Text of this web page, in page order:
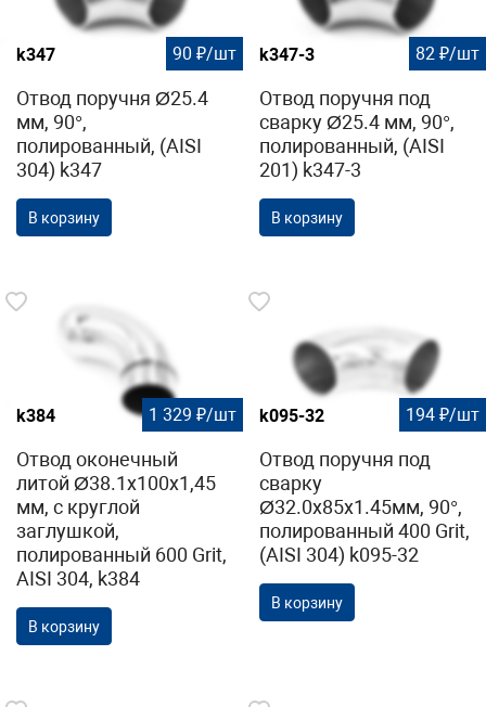
k347 90 ₽/шт
Отвод поручня Ø25.4
мм, 90°,
полированный, (AISI
304) k347
В корзину
k347-3 82 ₽/шт
Отвод поручня под
сварку Ø25.4 мм, 90°,
полированный, (AISI
201) k347-3
В корзину
k384 1 329 ₽/шт
Отвод оконечный
литой Ø38.1х100х1,45
мм, с круглой
заглушкой,
полированный 600 Grit,
AISI 304, k384
В корзину
k095-32 194 ₽/шт
Отвод поручня под
сварку
Ø32.0х85х1.45мм, 90°,
полированный 400 Grit,
(AISI 304) k095-32
В корзину